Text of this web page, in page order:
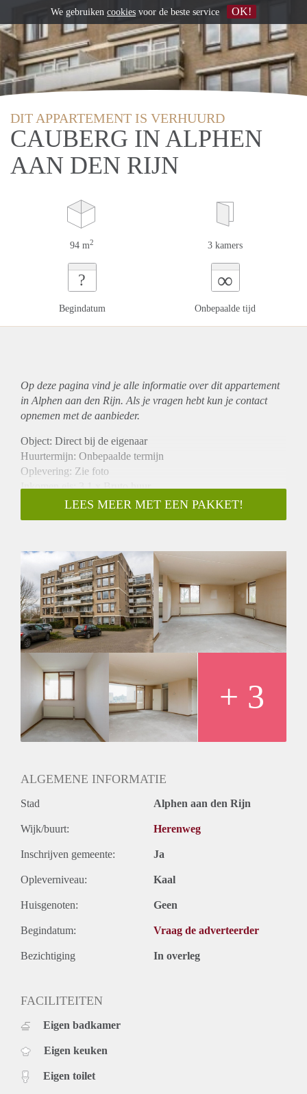
DIT APPARTEMENT IS VERHUURD
CAUBERG IN ALPHEN
AAN DEN RIJN
94 m2 3 kamers
?
Begindatum
∞
Onbepaalde tijd
Op deze pagina vind je alle informatie over ditappartement
in Alphen aan den Rijn. Als je vragen hebt kun je contact
opnemen met de aanbieder.
Object: Direct bij de eigenaar
Huurtermijn: Onbepaalde termijn
Oplevering: Zie foto
Inkomen eis: 3,1 x Bruto huur
Garantiestelling mogelijk: Ja
Borg: 1 Maand
Huisdieren toegestaan: Afhankelijk van de Eigenaar
Huurtoeslag grens: Nee
Geschikt voor studenten: Afhankelijk van de Eigenaar
LEES MEER MET EEN PAKKET!
+ 3
ALGEMENE INFORMATIE
Stad Alphen aan den Rijn
Wijk/buurt: Herenweg
Inschrijven gemeente: Ja
Opleverniveau: Kaal
Huisgenoten: Geen
Begindatum: Vraag de adverteerder
Bezichtiging In overleg
FACILITEITEN
Eigen badkamer
Eigen keuken
Eigen toilet
We gebruiken cookies voor de beste service OK!